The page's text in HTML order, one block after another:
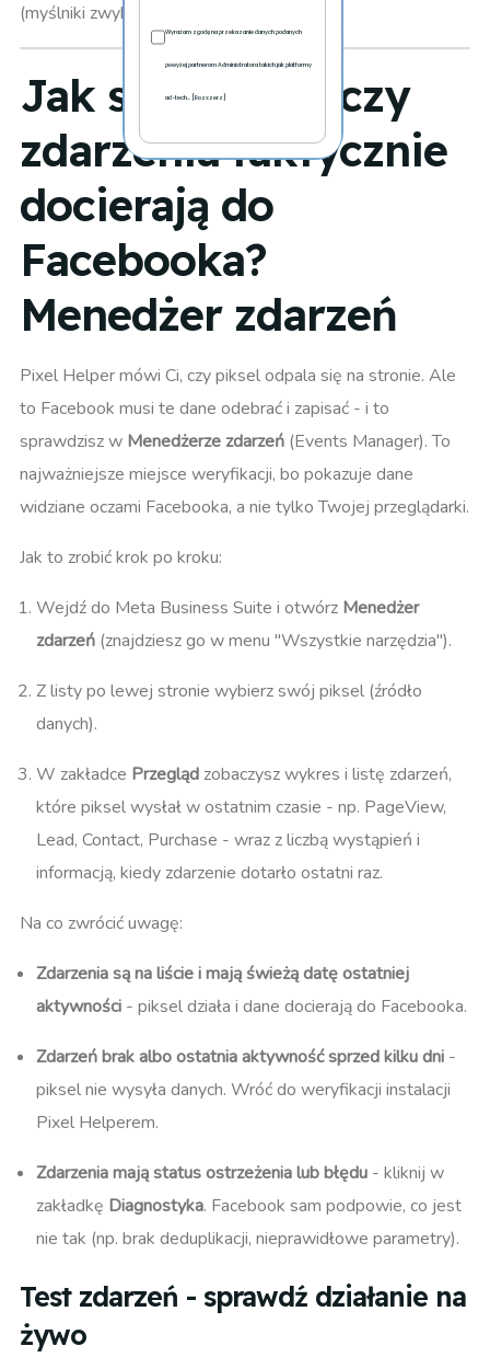
(myślniki zwykłe, styl zgodny z artykułem):
Jak sprawdzić, czy
zdarzenia faktycznie
docierają do
Facebooka?
Menedżer zdarzeń
Pixel Helper mówi Ci, czy piksel odpala się na stronie. Ale
to Facebook musi te dane odebrać i zapisać - i to
sprawdzisz w Menedżerze zdarzeń (Events Manager). To
najważniejsze miejsce weryfikacji, bo pokazuje dane
widziane oczami Facebooka, a nie tylko Twojej przeglądarki.
Jak to zrobić krok po kroku:
Wejdź do Meta Business Suite i otwórz Menedżer
zdarzeń (znajdziesz go w menu "Wszystkie narzędzia").
Z listy po lewej stronie wybierz swój piksel (źródło
danych).
W zakładce Przegląd zobaczysz wykres i listę zdarzeń,
które piksel wysłał w ostatnim czasie - np. PageView,
Lead, Contact, Purchase - wraz z liczbą wystąpień i
informacją, kiedy zdarzenie dotarło ostatni raz.
Na co zwrócić uwagę:
Zdarzenia są na liście i mają świeżą datę ostatniej
aktywności - piksel działa i dane docierają do Facebooka.
Zdarzeń brak albo ostatnia aktywność sprzed kilku dni -
piksel nie wysyła danych. Wróć do weryfikacji instalacji
Pixel Helperem.
Zdarzenia mają status ostrzeżenia lub błędu - kliknij w
zakładkę Diagnostyka. Facebook sam podpowie, co jest
nie tak (np. brak deduplikacji, nieprawidłowe parametry).
Test zdarzeń - sprawdź działanie na
żywo
Wyrażam zgodę na przekazanie danych podanych
powyżej partnerom Administratora takich jak platformy
ad-tech... [Rozszerz]